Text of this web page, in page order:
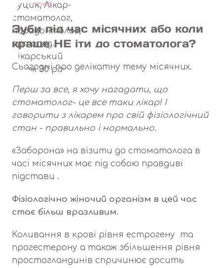
років.
Зуби під час місячних або коли
краще НЕ іти до стоматолога?
Сьогодні про делікатну тему місячних.
Перш за все, я хочу нагадати, що
стоматолог- це все таки лікар! І
говорити з лікарем про свій фізіологічний
стан - правильно і нормально.
«Заборона» на візити до стоматолога в
часі місячних має під собою правдиві
підстави .
Фізіологічно жіночий організм в цей час
стає більш вразливим.
Коливання в крові рівня естрогену та
прогестерону а також збільшення рівня
простогландинів спричинює досить